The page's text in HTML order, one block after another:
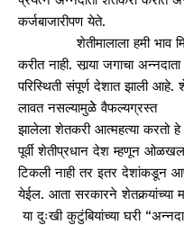
कर्जबाजारीपण येते.
शेतीमालाला हमी भाव मिळत
करीत नाही. सार्‍या जगाचा
परिस्थिती संपूर्ण देशात झाली आहे.
लावत नसल्यामुळेे वैफल्यग्रस्त
झालेला शेतकरी आत्महत्या करतो हे
पूर्वी शेतीप्रधान देश म्हणून
टिकली नाही तर इतर देशांकडून
येईल. आता सरकारने शेतकर्‍यांच्या
या दुःखी कुटुंबियांच्या घरी